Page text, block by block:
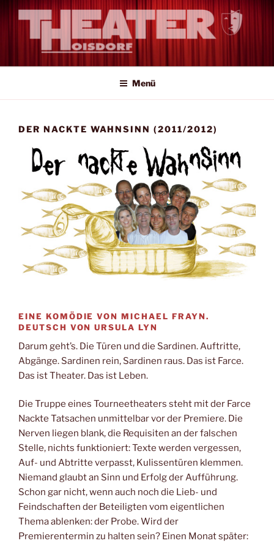
Zum
Inhalt
springen
Amateur-Theater auf Profi-Niveau
Menü
DER NACKTE WAHNSINN (2011/2012)
EINE KOMÖDIE VON MICHAEL FRAYN.
DEUTSCH VON URSULA LYN
Darum geht’s. Die Türen und die Sardinen. Auftritte,
Abgänge. Sardinen rein, Sardinen raus. Das ist Farce.
Das ist Theater. Das ist Leben.
Die Truppe eines Tourneetheaters steht mit der Farce
Nackte Tatsachen unmittelbar vor der Premiere. Die
Nerven liegen blank, die Requisiten an der falschen
Stelle, nichts funktioniert: Texte werden vergessen,
Auf- und Abtritte verpasst, Kulissentüren klemmen.
Niemand glaubt an Sinn und Erfolg der Aufführung.
Schon gar nicht, wenn auch noch die Lieb- und
Feindschaften der Beteiligten vom eigentlichen
Thema ablenken: der Probe. Wird der
Premierentermin zu halten sein? Einen Monat später: